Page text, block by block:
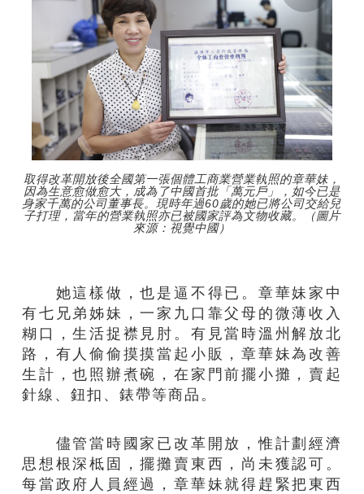
取得改革開放後全國第一張個體工商業營業執照的章華妹，
因為生意愈做愈大，成為了中國首批「萬元戶」，如今已是
身家千萬的公司董事長。現時年過60歲的她已將公司交給兒
子打理，當年的營業執照亦已被國家評為文物收藏。（圖片
來源：視覺中國）
她這樣做，也是逼不得已。章華妹家中
有七兄弟姊妹，一家九口靠父母的微薄收入
糊口，生活捉襟見肘。有見當時溫州解放北
路，有人偷偷摸摸當起小販，章華妹為改善
生計，也照辦煮碗，在家門前擺小攤，賣起
針線、鈕扣、錶帶等商品。
儘管當時國家已改革開放，惟計劃經濟
思想根深柢固，擺攤賣東西，尚未獲認可。
每當政府人員經過，章華妹就得趕緊把東西